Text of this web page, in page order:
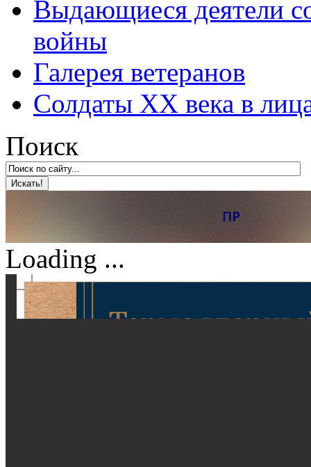
Выдающиеся деятели
войны
Галерея ветеранов
Солдаты XX века в
Поиск
Loading ...